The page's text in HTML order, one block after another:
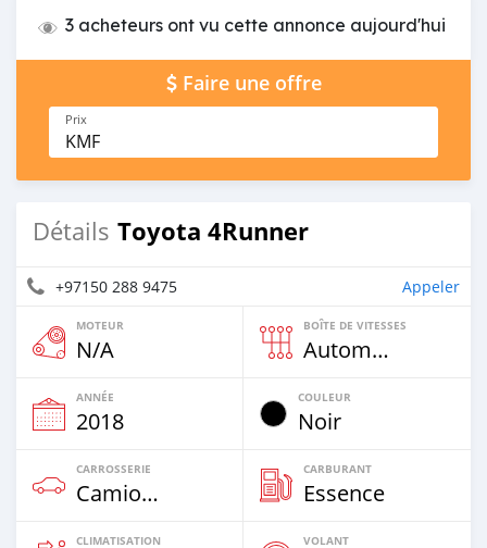
3 acheteurs ont vu cette annonce aujourd'hui
Faire une offre
Prix
KMF
Détails Toyota 4Runner
+97150 288 9475 Appeler
MOTEUR
N/A
BOÎTE DE VITESSES
Automatique
ANNÉE
2018
COULEUR
Noir
CARROSSERIE
Camion‒Bus
CARBURANT
Essence
CLIMATISATION VOLANT